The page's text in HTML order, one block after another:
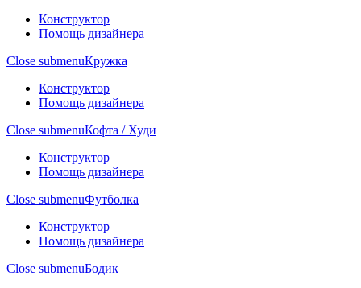
Конструктор
Помощь дизайнера
Close submenuКружка
Конструктор
Помощь дизайнера
Close submenuКофта / Худи
Конструктор
Помощь дизайнера
Close submenuФутболка
Конструктор
Помощь дизайнера
Close submenuБодик